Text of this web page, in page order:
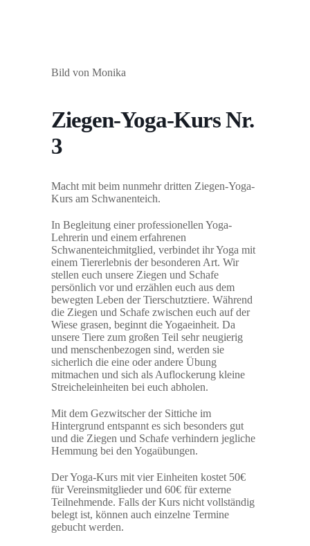
Bild von Monika
Ziegen-Yoga-Kurs Nr.
3
Macht mit beim nunmehr dritten Ziegen-Yoga-
Kurs am Schwanenteich.
In Begleitung einer professionellen Yoga-
Lehrerin und einem erfahrenen
Schwanenteichmitglied, verbindet ihr Yoga mit
einem Tiererlebnis der besonderen Art. Wir
stellen euch unsere Ziegen und Schafe
persönlich vor und erzählen euch aus dem
bewegten Leben der Tierschutztiere. Während
die Ziegen und Schafe zwischen euch auf der
Wiese grasen, beginnt die Yogaeinheit. Da
unsere Tiere zum großen Teil sehr neugierig
und menschenbezogen sind, werden sie
sicherlich die eine oder andere Übung
mitmachen und sich als Auflockerung kleine
Streicheleinheiten bei euch abholen.
Mit dem Gezwitscher der Sittiche im
Hintergrund entspannt es sich besonders gut
und die Ziegen und Schafe verhindern jegliche
Hemmung bei den Yogaübungen.
Der Yoga-Kurs mit vier Einheiten kostet 50€
für Vereinsmitglieder und 60€ für externe
Teilnehmende. Falls der Kurs nicht vollständig
belegt ist, können auch einzelne Termine
gebucht werden.